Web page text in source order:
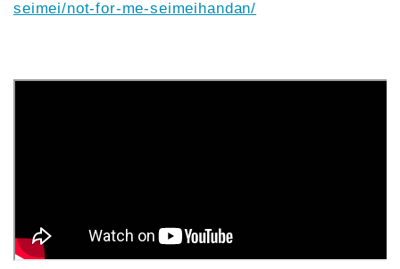
seimei/not-for-me-seimeihandan/